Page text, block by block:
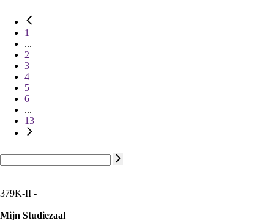
1
...
2
3
4
5
6
...
13
379K-II -
Mijn Studiezaal